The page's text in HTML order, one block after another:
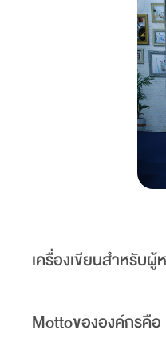
เครื่องเขียนสำหรับ
Mottoขององค์กรคื